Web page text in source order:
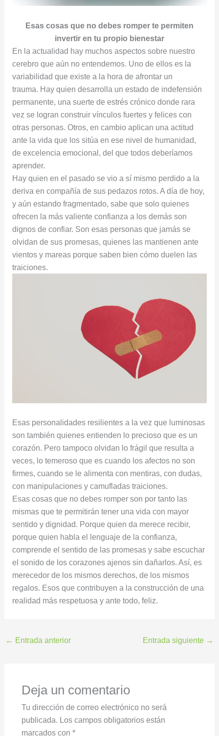
Esas cosas que no debes romper te permiten
invertir en tu propio bienestar
En la actualidad hay muchos aspectos sobre nuestro
cerebro que aún no entendemos. Uno de ellos es la
variabilidad que existe a la hora de afrontar un
trauma. Hay quien desarrolla un estado de indefensión
permanente, una suerte de estrés crónico donde rara
vez se logran construir vínculos fuertes y felices con
otras personas. Otros, en cambio aplican una actitud
ante la vida que los sitúa en ese nivel de humanidad,
de excelencia emocional, del que todos deberíamos
aprender.
Hay quien en el pasado se vio a sí mismo perdido a la
deriva en compañía de sus pedazos rotos. A día de hoy,
y aún estando fragmentado, sabe que solo quienes
ofrecen la más valiente confianza a los demás son
dignos de confiar. Son esas personas que jamás se
olvidan de sus promesas, quienes las mantienen ante
vientos y mareas porque saben bien cómo duelen las
traiciones.
Esas personalidades resilientes a la vez que luminosas
son también quienes entienden lo precioso que es un
corazón. Pero tampoco olvidan lo frágil que resulta a
veces, lo temeroso que es cuando los afectos no son
firmes, cuando se le alimenta con mentiras, con dudas,
con manipulaciones y camufladas traiciones.
Esas cosas que no debes romper son por tanto las
mismas que te permitirán tener una vida con mayor
sentido y dignidad. Porque quien da merece recibir,
porque quien habla el lenguaje de la confianza,
comprende el sentido de las promesas y sabe escuchar
el sonido de los corazones ajenos sin dañarlos. Así, es
merecedor de los mismos derechos, de los mismos
regalos. Esos que contribuyen a la construcción de una
realidad más respetuosa y ante todo, feliz.
← Entrada anterior Entrada siguiente →
Deja un comentario
Tu dirección de correo electrónico no será
publicada. Los campos obligatorios están
marcados con *